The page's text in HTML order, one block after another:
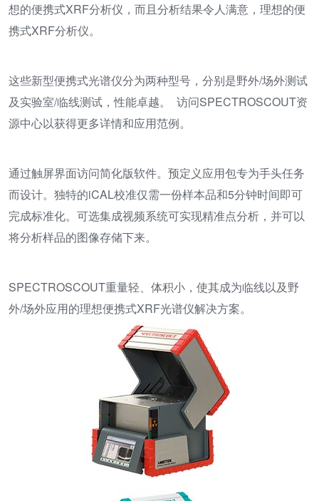
想的便携式XRF分析仪，而且分析结果令人满意，理想的便
携式XRF分析仪。
这些新型便携式光谱仪分为两种型号，分别是野外/场外测试
及实验室/临线测试，性能卓越。 访问SPECTROSCOUT资
源中心以获得更多详情和应用范例。
通过触屏界面访问简化版软件。预定义应用包专为手头任务
而设计。独特的iCAL校准仅需一份样本品和5分钟时间即可
完成标准化。可选集成视频系统可实现精准点分析，并可以
将分析样品的图像存储下来。
SPECTROSCOUT重量轻、体积小，使其成为临线以及野
外/场外应用的理想便携式XRF光谱仪解决方案。